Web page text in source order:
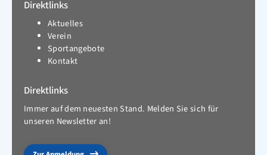
Direktlinks
Aktuelles
Verein
Sportangebote
Kontakt
Direktlinks
Immer auf dem neuesten Stand. Melden Sie sich für
unseren Newsletter an!